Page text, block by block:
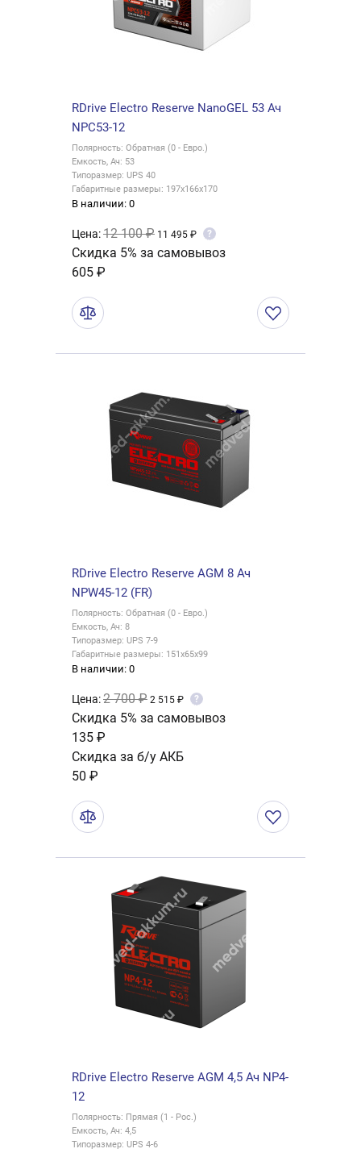
RDrive Electro Reserve NanoGEL 53 Ач
NPC53-12
Полярность: Обратная (0 - Евро.)
Емкость, Ач: 53
Типоразмер: UPS 40
Габаритные размеры: 197x166x170
В наличии: 0
Цена:12 100 ₽ 11 495 ₽ ?
Скидка 5% за самовывоз
605 ₽
RDrive Electro Reserve AGM 8 Ач
NPW45-12 (FR)
Полярность: Обратная (0 - Евро.)
Емкость, Ач: 8
Типоразмер: UPS 7-9
Габаритные размеры: 151x65x99
В наличии: 0
Цена:2 700 ₽ 2 515 ₽ ?
Скидка 5% за самовывоз
135 ₽
Скидка за б/у АКБ
50 ₽
RDrive Electro Reserve AGM 4,5 Ач NP4-
12
Полярность: Прямая (1 - Рос.)
Емкость, Ач: 4,5
Типоразмер: UPS 4-6